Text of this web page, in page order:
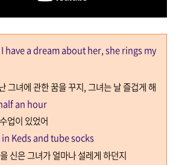
have a dream about her, she rings my
그녀에 관한 꿈을 꾸지,그녀는 날 즐겁게 해
an hour
업이 있었어
Keds and tube socks
신은 그녀가 얼마나 설레게 하던지